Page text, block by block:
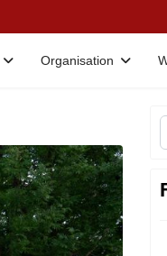
Organisation